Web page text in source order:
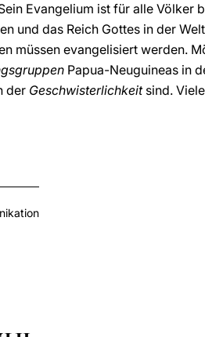
Evangelium ist für alle Völker
und das Reich Gottes in der
müssen evangelisiert werden.
Papua-Neuguineas in
der Geschwisterlichkeitsind.